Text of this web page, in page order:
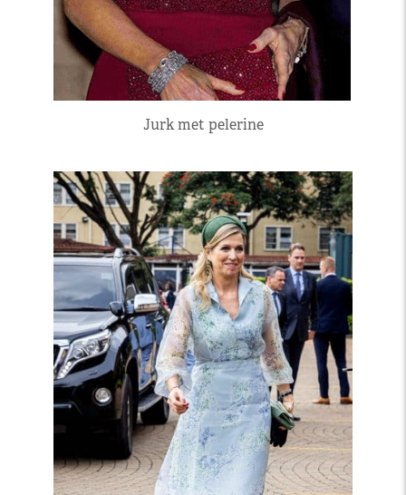
Jurk met pelerine